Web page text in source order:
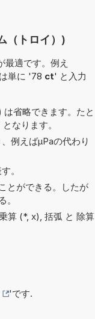
（トロイ）)
適です。例え
単に '78 ct' と入力
省略できます。たと
となります。
例えばµPaの代わり
。
とができる。したが
算 (*, x), 括弧 と 除算
'です.